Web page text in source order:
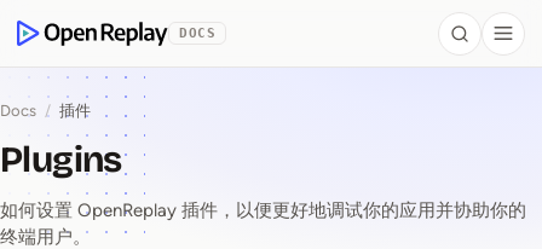
OpenReplay
DOCS Search
Docs / 插件
Plugins
如何设置 OpenReplay 插件，以便更好地调试你的应用并协助你的
终端用户。